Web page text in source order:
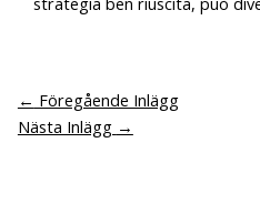
← Föregående Inlägg
Nästa Inlägg →